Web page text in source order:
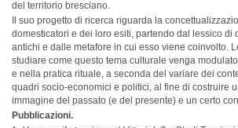
del territorio bresciano.
Il suo progetto di ricerca riguarda la
domesticatori e dei loro esiti, partendo dal lessico di
antichi e dalle metafore in cui esso viene coinvolto.
studiare come questo tema culturale venga
e nella pratica rituale, a seconda del variare dei
quadri socio-economici e politici, al fine di costruire
immagine del passato (e del presente) e un certo
Pubblicazioni.